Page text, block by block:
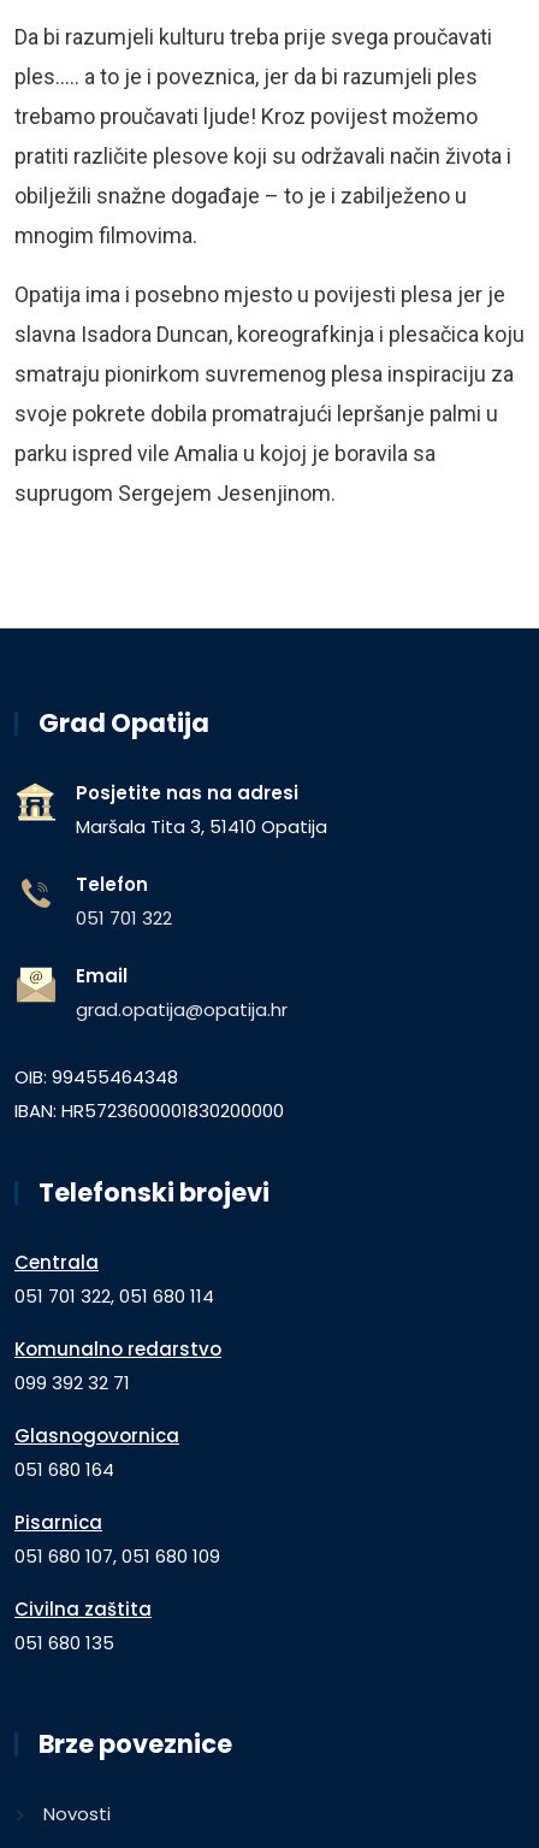
Da bi razumjeli kulturu treba prije svega proučavati
ples….. a to je i poveznica, jer da bi razumjeli ples
trebamo proučavati ljude! Kroz povijest možemo
pratiti različite plesove koji su održavali način života i
obilježili snažne događaje – to je i zabilježeno u
mnogim filmovima.
Opatija ima i posebno mjesto u povijesti plesa jer je
slavna Isadora Duncan, koreografkinja i plesačica koju
smatraju pionirkom suvremenog plesa inspiraciju za
svoje pokrete dobila promatrajući lepršanje palmi u
parku ispred vile Amalia u kojoj je boravila sa
suprugom Sergejem Jesenjinom.
Grad Opatija
Posjetite nas na adresi
Maršala Tita 3, 51410 Opatija
Telefon
051 701 322
Email
grad.opatija@opatija.hr
OIB: 99455464348
IBAN: HR5723600001830200000
Telefonski brojevi
Centrala
051 701 322, 051 680 114
Komunalno redarstvo
099 392 32 71
Glasnogovornica
051 680 164
Pisarnica
051 680 107, 051 680 109
Civilna zaštita
051 680 135
Brze poveznice
Novosti